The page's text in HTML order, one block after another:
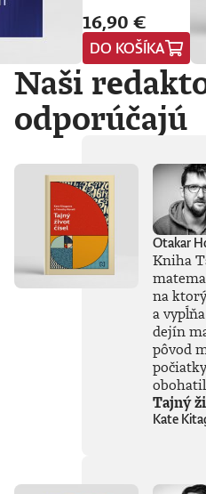
všetko, čo sme si o
nej doteraz mysleli.
Vyvádza umelú
inteligenciu z prísne
strážených
počítačových
laboratórií
technologických
každodenného
života. Od príchodu
systému ChatGPT
zaplavila verejnosť
vlna záujmu o AI,
no zároveň
zavládol zmätok.
Čo vlastne umelá
inteligencia dokáže
a kde sú jej limity?
Čo nás ešte len
čaká? Je pre ľudstvo
spásou alebo
hrozbou? Susskind
16,90 €
DO KOŠÍKA
Naši
odporúčajú
Otakar
Kniha
na
a
dejín
pôvod
Tajný
Kate